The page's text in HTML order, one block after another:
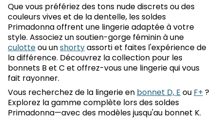
Que vous préfériez des tons nude discrets ou des
couleurs vives et de la dentelle, les soldes
Primadonna offrent une lingerie adaptée à votre
style. Associez un soutien-gorge féminin à une
culotteou unshortyassorti et faites l'expérience de
la différence. Découvrez la collection pour les
bonnets B et C et offrez-vous une lingerie qui vous
fait rayonner.
Vous recherchez de la lingerie en bonnet D, E ou F+ ?
Explorez la gamme complète lors des soldes
Primadonna—avec des modèles jusqu'au bonnet K.